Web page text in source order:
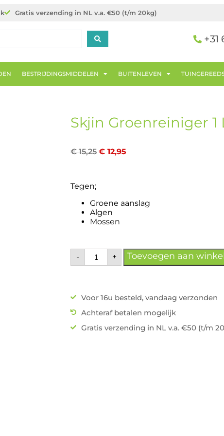
Gratis verzending in NL v.a. €50 (t/m 20kg)
+31
BESTRIJDINGSMIDDELEN BUITENLEVEN
Skjin Groenreiniger 1
€15,25 € 12,95
Tegen;
Groene aanslag
Algen
Mossen
- + Toevoegen aan
Voor 16u besteld, vandaag verzonden
Achteraf betalen mogelijk
Gratis verzending in NL v.a. €50 (t/m